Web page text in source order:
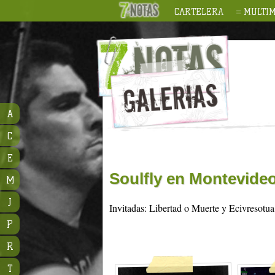
CARTELERA
Soulfly en
Invitadas: Libertad o Muerte y
A
C
E
M
J
P
R
T